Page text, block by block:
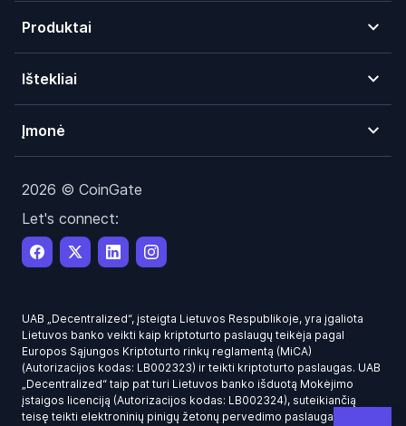
Produktai
Ištekliai
Įmonė
2026 © CoinGate
Let's connect:
UAB „Decentralized“, įsteigta Lietuvos Respublikoje, yra įgaliota
Lietuvos banko veikti kaip kriptoturto paslaugų teikėja pagal
Europos Sąjungos Kriptoturto rinkų reglamentą (MiCA)
(Autorizacijos kodas: LB002323) ir teikti kriptoturto paslaugas. UAB
„Decentralized“ taip pat turi Lietuvos banko išduotą Mokėjimo
įstaigos licenciją (Autorizacijos kodas: LB002324), suteikiančią
teisę teikti elektroninių pinigų žetonų pervedimo paslaugas.